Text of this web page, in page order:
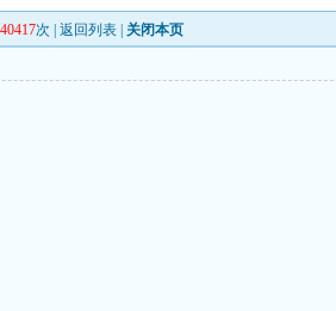
次 |返回列表 关闭本页